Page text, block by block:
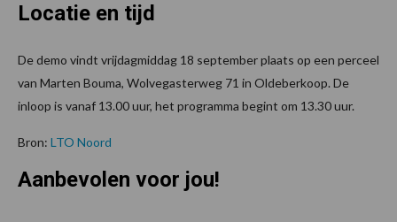
Locatie en tijd
De demo vindt vrijdagmiddag 18 september plaats op een perceel
van Marten Bouma, Wolvegasterweg 71 in Oldeberkoop. De
inloop is vanaf 13.00 uur, het programma begint om 13.30 uur.
Bron: LTO Noord
Aanbevolen voor jou!